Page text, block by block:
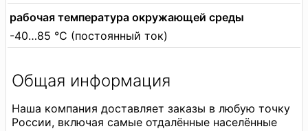
рабочая температура окружающей среды
-40…85 °C (постоянный ток)